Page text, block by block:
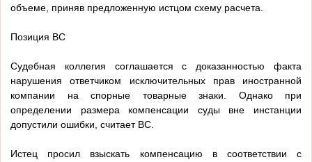
объеме, приняв предложенную истцом схему расчета.
Позиция ВС
Судебная коллегия соглашается с доказанностью факта
нарушения ответчиком исключительных прав иностранной
компании на спорные товарные знаки. Однако при
определении размера компенсации суды вне инстанции
допустили ошибки, считает ВС.
Истец просил взыскать компенсацию в соответствии с